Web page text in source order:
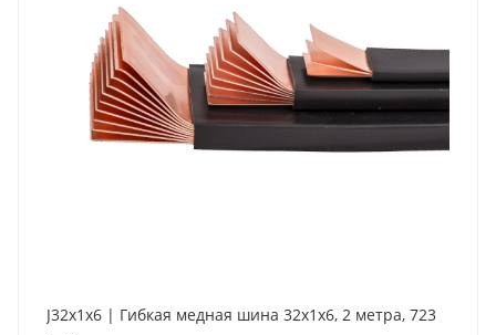
J32x1x6 | Гибкая медная шина 32x1x6, 2 метра, 723